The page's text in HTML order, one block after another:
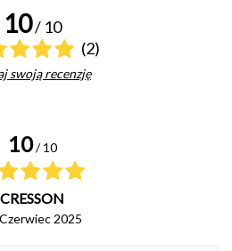
10/ 10
(2)
swoją recenzję
10 / 10
CRESSON
2025